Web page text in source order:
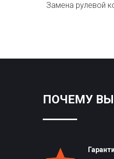
Замена рулевой
ПОЧЕМУ